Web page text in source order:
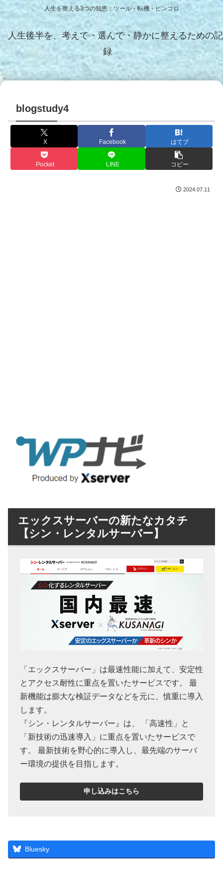
人生を整える3つの知恵：ツール・転機・ピンコロ
人生後半を、考えて・選んで・静かに整えるための記
録
blogstudy4
X Facebook はてブ
Pocket LINE コピー
2024.07.11
エックスサーバーの新たなカタチ
【シン・レンタルサーバー】
「エックスサーバー」は最速性能に加えて、安定性
とアクセス耐性に重点を置いたサービスです。 最
新機能は膨大な検証データなどを元に、慎重に導入
します。
『シン・レンタルサーバー』は、 「高速性」と
「新技術の迅速導入」に重点を置いたサービスで
す。 最新技術を野心的に導入し、最先端のサーバ
ー環境の提供を目指します。
申し込みはこちら
Bluesky